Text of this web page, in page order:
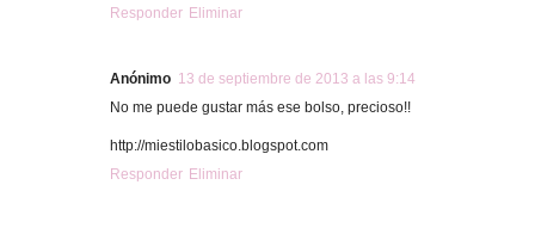
Responder Eliminar
Anónimo 13 de septiembre de 2013 a las 9:14
No me puede gustar más ese bolso, precioso!!
http://miestilobasico.blogspot.com
Responder Eliminar